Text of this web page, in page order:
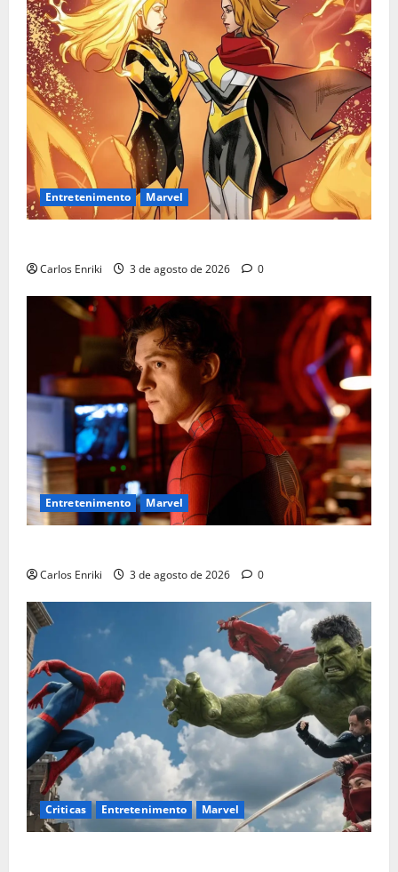
Entretenimento Marvel
Carlos Enriki 3 de agosto de 2026 0
Entretenimento Marvel
Carlos Enriki 3 de agosto de 2026 0
Criticas Entretenimento Marvel